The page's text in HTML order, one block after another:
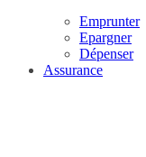
Emprunter
Epargner
Dépenser
Assurance